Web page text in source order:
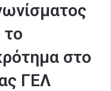
στο
ΓΕΛ